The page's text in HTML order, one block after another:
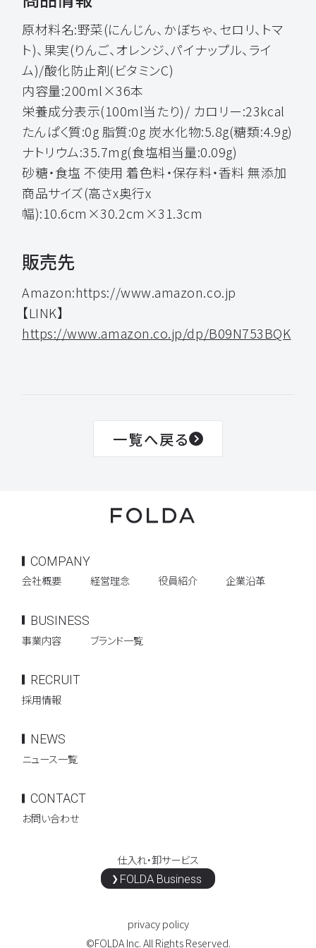
原材料名:野菜(にんじん、かぼちゃ、セロリ、トマ
ト)、果実(りんご、オレンジ、パイナップル、ライ
ム)/酸化防止剤(ビタミンC)
内容量:200ml×36本
栄養成分表示(100ml当たり)/ カロリー:23kcal
たんぱく質:0g 脂質:0g 炭水化物:5.8g(糖類:4.9g)
ナトリウム:35.7mg(食塩相当量:0.09g)
砂糖・食塩 不使用 着色料・保存料・香料 無添加
商品サイズ(高さx奥行x
幅):10.6cm×30.2cm×31.3cm
販売先
Amazon:https://www.amazon.co.jp
【LINK】
https://www.amazon.co.jp/dp/B09N753BQK
一覧へ戻る
仕入れ・卸サービス
FOLDA Business
COMPANY
会社概要
経営理念 役員紹介 企業沿革
BUSINESS
事業内容
ブランド一覧
RECRUIT
採用情報
NEWS
ニュース一覧
CONTACT
お問い合わせ
privacy policy
©FOLDA Inc. All Rights Reserved.